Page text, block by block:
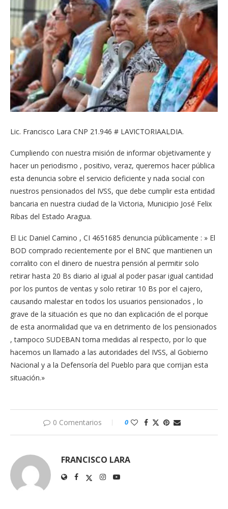
Lic. Francisco Lara CNP 21.946 # LAVICTORIAALDIA.
Cumpliendo con nuestra misión de informar objetivamente y
hacer un periodismo , positivo, veraz, queremos hacer pública
esta denuncia sobre el servicio deficiente y nada social con
nuestros pensionados del IVSS, que debe cumplir esta entidad
bancaria en nuestra ciudad de la Victoria, Municipio José Felix
Ribas del Estado Aragua.
El Lic Daniel Camino , CI 4651685 denuncia públicamente : » El
BOD comprado recientemente por el BNC que mantienen un
corralito con el dinero de nuestra pensión al permitir solo
retirar hasta 20 Bs diario al igual al poder pasar igual cantidad
por los puntos de ventas y solo retirar 10 Bs por el cajero,
causando malestar en todos los usuarios pensionados , lo
grave de la situación es que no dan explicación de el porque
de esta anormalidad que va en detrimento de los pensionados
, tampoco SUDEBAN toma medidas al respecto, por lo que
hacemos un llamado a las autoridades del IVSS, al Gobierno
Nacional y a la Defensoría del Pueblo para que corrijan esta
situación.»
0 Comentarios 0
FRANCISCO LARA